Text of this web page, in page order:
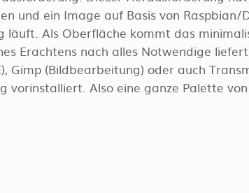
und ein Image auf Basis von Raspbian/
läuft. Als Oberfläche kommt das
Erachtens nach alles Notwendige
Gimp (Bildbearbeitung) oder auch
vorinstalliert. Also eine ganze Palette